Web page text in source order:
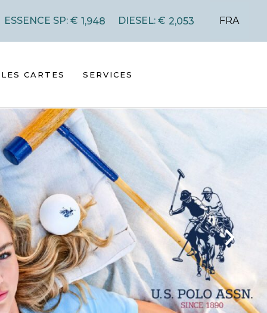
ESSENCE SP: € 1,948 DIESEL: € 2,053 FRA
LES CARTES SERVICES